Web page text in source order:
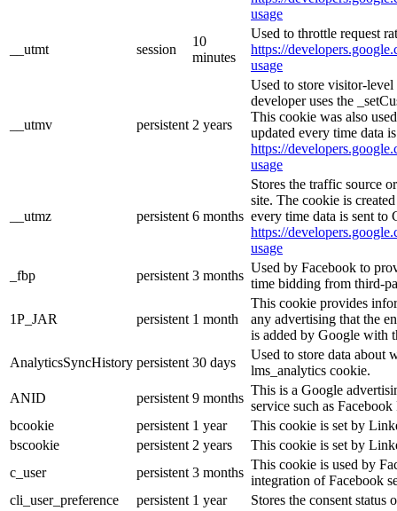
usage
__utmt session
10
minutes
Used to throttle request
https://
usage
__utmv persistent 2 years
Used to store visitor-
developer uses the
This cookie was also
updated every time data
https://
usage
__utmz persistent 6 months
Stores the traffic source
site. The cookie is
every time data is sent
https://
usage
_fbp
persistent 3 months
Used by Facebook to
time bidding from third-
1P_JAR persistent 1 month
This cookie provides
any advertising that the
is added by Google with
AnalyticsSyncHistory persistent 30 days
Used to store data about
lms_analytics cookie.
ANID
persistent 9 months
This is a Google
service such as
bcookie
persistent 1 year
This cookie is set by
bscookie
persistent 2 years
This cookie is set by
c_user
persistent 3 months
This cookie is used by
integration of Facebook
cli_user_preference
persistent 1 year
Stores the consent status